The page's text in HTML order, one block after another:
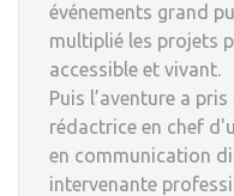
événements grand
multiplié les projets
accessible et vivant.
Puis l’aventure a
rédactrice en chef
en communication
intervenante